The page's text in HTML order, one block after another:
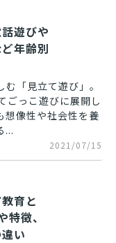
遊びや
年齢別
「見立て遊び」。
ごっこ遊びに展開し
想像性や社会性を養
...
2021/07/15
育と
徴、
い